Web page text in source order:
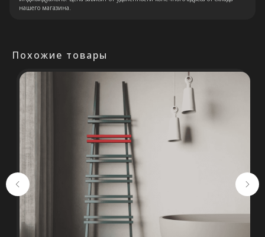
нашего магазина.
Похожие товары
Остались вопросы?
Оставьте свои контакты. Наш
специалист свяжется с Вами в
кратчайшие сроки. Мы знаем
насколько важно сделать
правильный выбор.
Консультация